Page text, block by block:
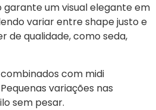
um visual elegante em
variar entre shape justo e
de qualidade, como seda,
com midi
variações nas
sem pesar.